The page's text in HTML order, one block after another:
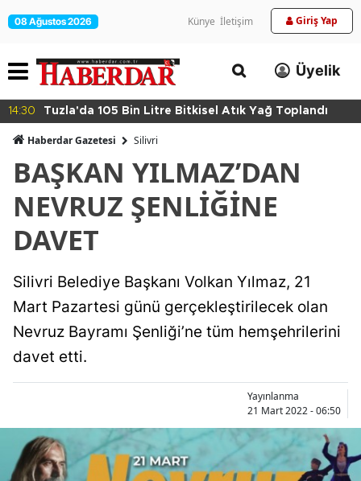
08 Ağustos 2026 Künye İletişim Giriş Yap
Üyelik
14:30 Tuzla'da 105 Bin Litre Bitkisel Atık Yağ Toplandı
Haberdar Gazetesi Silivri
BAŞKAN YILMAZ’DAN
NEVRUZ ŞENLİĞİNE
DAVET
Silivri Belediye Başkanı Volkan Yılmaz, 21
Mart Pazartesi günü gerçekleştirilecek olan
Nevruz Bayramı Şenliği’ne tüm hemşehrilerini
davet etti.
Yayınlanma
21 Mart 2022 - 06:50